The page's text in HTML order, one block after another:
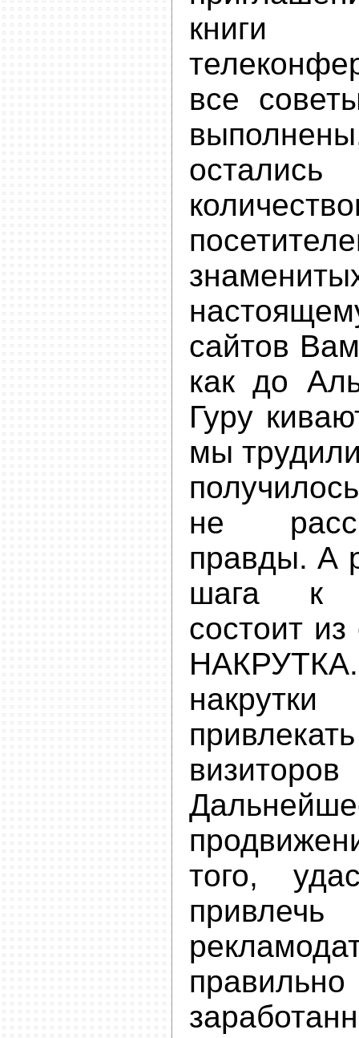
все
сайтов
как до
Гуру
мы
не
правды. А
шага к
состоит
того,
привлечь